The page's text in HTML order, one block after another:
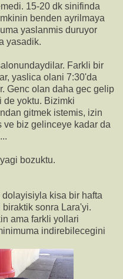
15-20 dk sinifinda
benden ayrilmaya
yaslanmis duruyor
yasadik.
Farkli bir
yaslica olani 7:30'da
Genc olan daha gec gelip
de yoktu. Bizimki
gitmek istemis, izin
biz gelinceye kadar da
bozuktu.
kisa bir hafta
sonra Lara'yi.
ama farkli yollari
indirebilecegini